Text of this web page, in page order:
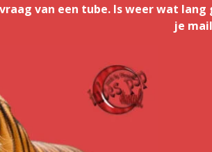
van een tube. Is weer wat
je